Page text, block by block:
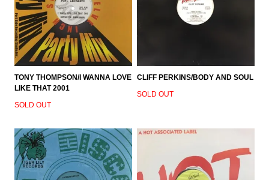
TONY THOMPSON/I WANNA LOVE
LIKE THAT 2001
SOLD OUT
CLIFF PERKINS/BODY AND SOUL
SOLD OUT